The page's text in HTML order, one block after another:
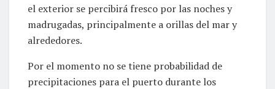
el exterior se percibirá fresco por las noches y
madrugadas, principalmente a orillas del mar y
alrededores.
Por el momento no se tiene probabilidad de
precipitaciones para el puerto durante los